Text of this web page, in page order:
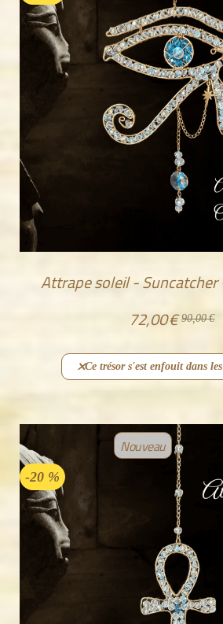
Attrape soleil -
72,00€ 90,00€
Ce trésor s'est enfouit dans
Nouveau
-20 %